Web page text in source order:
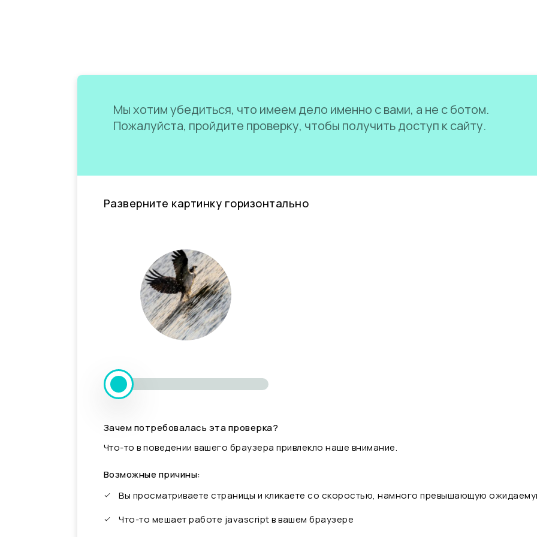
Мы хотим убедиться, что имеем дело именно с вами, а не с ботом.
Пожалуйста, пройдите проверку, чтобы получить доступ к сайту.
Разверните картинку горизонтально
Зачем потребовалась эта проверка?
Что-то в поведении вашего браузера привлекло наше внимание.
Возможные причины:
Вы просматриваете страницы и кликаете со скоростью, намного превышающую
Что-то мешает работе javascript в вашем браузере